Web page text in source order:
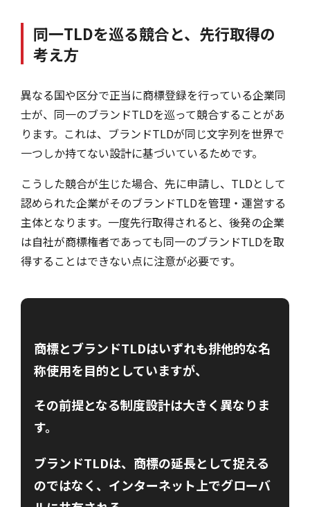
同一TLDを巡る競合と、先行取得の
考え方
異なる国や区分で正当に商標登録を行っている企業同
士が、同一のブランドTLDを巡って競合することがあ
ります。これは、ブランドTLDが同じ文字列を世界で
一つしか持てない設計に基づいているためです。
こうした競合が生じた場合、先に申請し、TLDとして
認められた企業がそのブランドTLDを管理・運営する
主体となります。一度先行取得されると、後発の企業
は自社が商標権者であっても同一のブランドTLDを取
得することはできない点に注意が必要です。
商標とブランドTLDはいずれも排他的な名
称使用を目的としていますが、
その前提となる制度設計は大きく異なりま
す。
ブランドTLDは、商標の延長として捉える
のではなく、インターネット上でグローバ